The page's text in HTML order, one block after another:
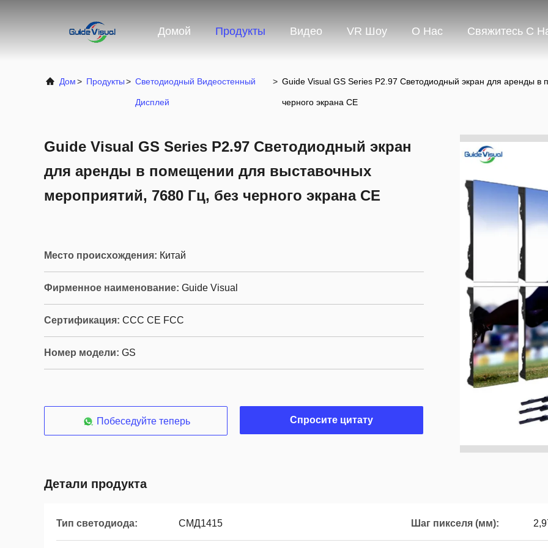
Домой Продукты Видео VR Шоу О Нас Свяжитесь С
Дом> Продукты> Светодиодный Видеостенный
Дисплей
> Guide Visual GS Series P2.97 Светодиодный экран для аренды
черного экрана CE
Guide Visual GS Series P2.97 Светодиодный экран
для аренды в помещении для выставочных
мероприятий, 7680 Гц, без черного экрана CE
Место происхождения: Китай
Фирменное наименование: Guide Visual
Сертификация: CCC CE FCC
Номер модели: GS
Побеседуйте теперь Спросите цитату
Детали продукта
Тип светодиода: СМД1415 Шаг пикселя (мм):